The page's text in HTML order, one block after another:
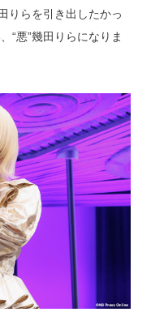
りらを引き出したかっ
“悪”幾田りらになりま